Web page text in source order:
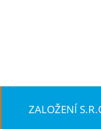
ZALOŽENÍ